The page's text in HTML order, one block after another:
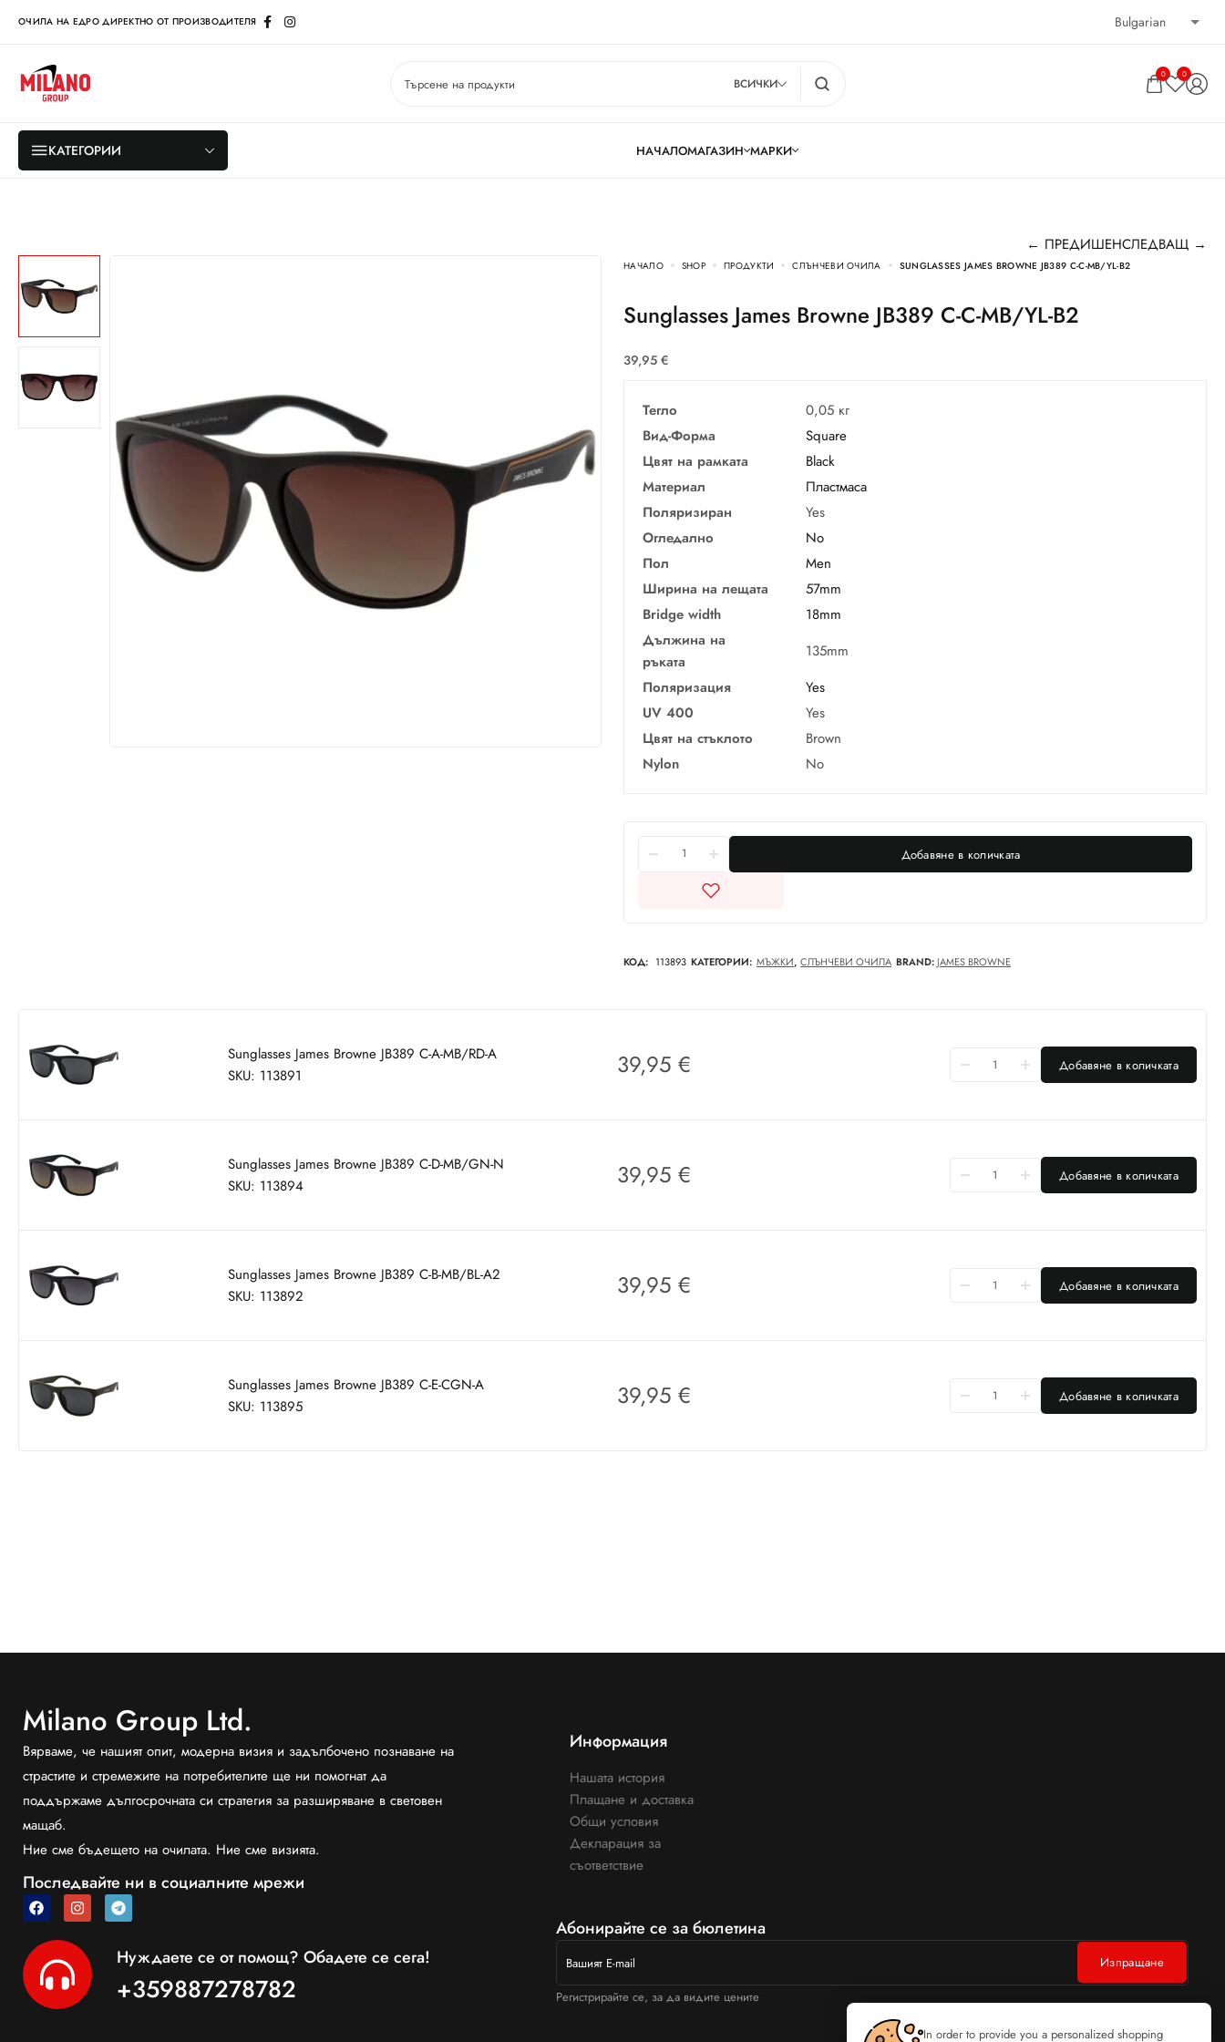
ОЧИЛА НА ЕДРО ДИРЕКТНО ОТ ПРОИЗВОДИТЕЛЯ
ВСИЧКИ
0 0
КАТЕГОРИИ НАЧАЛОМАГАЗИН МАРКИ
← ПРЕДИШЕНСЛЕДВАЩ →
НАЧАЛО SHOP ПРОДУКТИ СЛЪНЧЕВИ ОЧИЛА SUNGLASSES JAMES BROWNE JB389 C-C-MB/YL-B2
Sunglasses James Browne JB389 C-C-MB/YL-B2
39,95 €
Тегло
0,05 кг
Вид-Форма
Square
Цвят на рамката
Black
Материал
Пластмаса
Поляризиран
Yes
Огледално
No
Пол
Men
Ширина на лещата
57mm
Bridge width
18mm
Дължина на
ръката
135mm
Поляризация
Yes
UV 400
Yes
Цвят на стъклото
Brown
Nylon
No
Добавяне в количката
КОД: 113893 КАТЕГОРИИ: МЪЖКИ, СЛЪНЧЕВИ ОЧИЛА BRAND: JAMES BROWNE
Sunglasses James Browne JB389 C-A-MB/RD-A
SKU: 113891
39,95 € Добавяне в количката
Sunglasses James Browne JB389 C-D-MB/GN-N
SKU: 113894
39,95 € Добавяне в количката
Sunglasses James Browne JB389 C-B-MB/BL-A2
SKU: 113892
39,95 € Добавяне в количката
Sunglasses James Browne JB389 C-E-CGN-A
SKU: 113895
39,95 € Добавяне в количката
Milano Group Ltd.
Вярваме, че нашият опит, модерна визия и задълбочено познаване на
страстите и стремежите на потребителите ще ни помогнат да
поддържаме дългосрочната си стратегия за разширяване в световен
мащаб.
Ние сме бъдещето на очилата. Ние сме визията.
Последвайте ни в социалните мрежи
Нуждаете се от помощ? Обадете се сега!
+359887278782
Информация
Нашата история
Плащане и доставка
Общи условия
Декларация за
съответствие
Абонирайте се за бюлетина
Регистрирайте се, за да видите цените
In order to provide you a personalized shopping